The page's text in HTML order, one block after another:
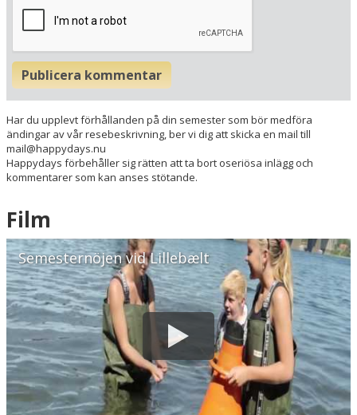
Visa alla Happydays hotell i Danmark
Flygplatser
Museer
Radie runt hotellet:
Hitta vägen till hotellet
Silkeborgvej 900
8220 Brabrand
Danmark
Din adress
Hitta resvägen❯
Hotellets GPS-koordinater
E 010&deg; 2.371'
Publicera kommentar
Har du upplevt förhållanden på din semester som bör medföra
ändingar av vår resebeskrivning, ber vi dig att skicka en mail till
mail@happydays.nu
Happydays förbehåller sig rätten att ta bort oseriösa inlägg och
kommentarer som kan anses stötande.
Film
Semesternöjen vid Lillebælt